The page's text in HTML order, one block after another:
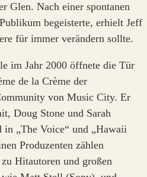
Glen. Nach einer spontanen
begeisterte, erhielt Jeff
für immer verändern sollte.
im Jahr 2000 öffnete die Tür
de la Crème der
von Music City. Er
Doug Stone und Sarah
„The Voice“ und „Hawaii
Produzenten zählen
Hitautoren und großen